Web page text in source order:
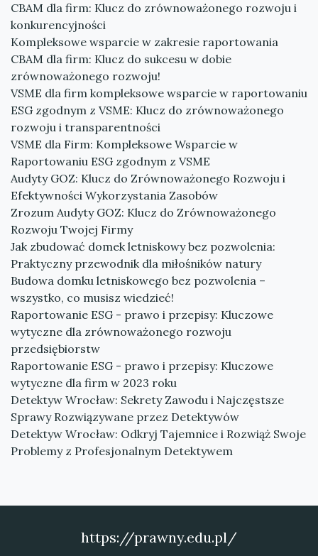
CBAM dla firm: Klucz do zrównoważonego rozwoju i
konkurencyjności
Kompleksowe wsparcie w zakresie raportowania
CBAM dla firm: Klucz do sukcesu w dobie
zrównoważonego rozwoju!
VSME dla firm kompleksowe wsparcie w raportowaniu
ESG zgodnym z VSME: Klucz do zrównoważonego
rozwoju i transparentności
VSME dla Firm: Kompleksowe Wsparcie w
Raportowaniu ESG zgodnym z VSME
Audyty GOZ: Klucz do Zrównoważonego Rozwoju i
Efektywności Wykorzystania Zasobów
Zrozum Audyty GOZ: Klucz do Zrównoważonego
Rozwoju Twojej Firmy
Jak zbudować domek letniskowy bez pozwolenia:
Praktyczny przewodnik dla miłośników natury
Budowa domku letniskowego bez pozwolenia –
wszystko, co musisz wiedzieć!
Raportowanie ESG - prawo i przepisy: Kluczowe
wytyczne dla zrównoważonego rozwoju
przedsiębiorstw
Raportowanie ESG - prawo i przepisy: Kluczowe
wytyczne dla firm w 2023 roku
Detektyw Wrocław: Sekrety Zawodu i Najczęstsze
Sprawy Rozwiązywane przez Detektywów
Detektyw Wrocław: Odkryj Tajemnice i Rozwiąż Swoje
Problemy z Profesjonalnym Detektywem
https://prawny.edu.pl/